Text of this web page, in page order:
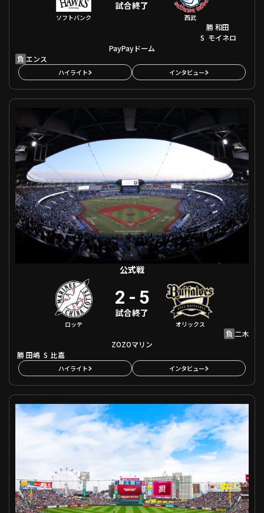
利用規約 プライバシーポリシー
（別ウィンドウで開く） よくある質問
特定商取引法の表示 アルバイト募集（別ウィンドウで開く
動画を検索（選手・チーム・プレー内容…）
ソフトバンク
試合終了
西武
勝和田
S モイネロ
PayPayドーム
負 エンス
ハイライト インタビュー
公式戦 千葉ロッテ VS オリックス
公式戦
ロッテ
2 - 5
試合終了
オリックス
負 二木
ZOZOマリン
勝田嶋 S 比嘉
ハイライト インタビュー
公式戦 東北楽天 VS 北海道日本ハム